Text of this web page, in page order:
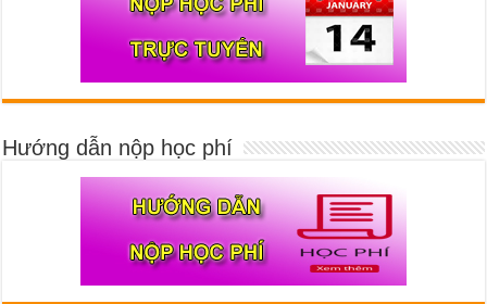
Hướng dẫn nộp học phí